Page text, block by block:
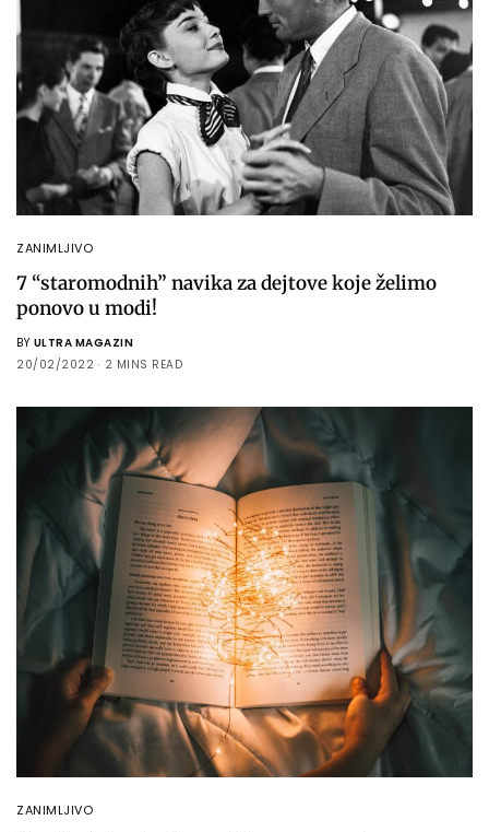
ZANIMLJIVO
7 “staromodnih” navika za dejtove koje želimo
ponovo u modi!
BY ULTRA MAGAZIN
20/02/2022
2 MINS READ
ZANIMLJIVO